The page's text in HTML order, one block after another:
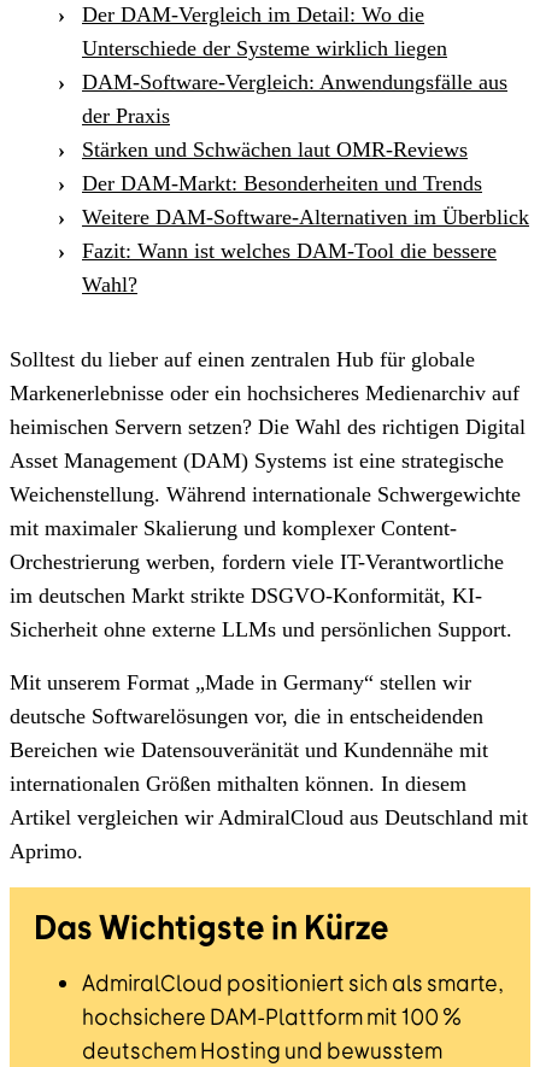
Der DAM-Vergleich im Detail: Wo die
Unterschiede der Systeme wirklich liegen
DAM-Software-Vergleich: Anwendungsfälle aus
der Praxis
Stärken und Schwächen laut OMR-Reviews
Der DAM-Markt: Besonderheiten und Trends
Weitere DAM-Software-Alternativen im Überblick
Fazit: Wann ist welches DAM-Tool die bessere
Wahl?
Solltest du lieber auf einen zentralen Hub für globale
Markenerlebnisse oder ein hochsicheres Medienarchiv auf
heimischen Servern setzen? Die Wahl des richtigen Digital
Asset Management (DAM) Systems ist eine strategische
Weichenstellung. Während internationale Schwergewichte
mit maximaler Skalierung und komplexer Content-
Orchestrierung werben, fordern viele IT-Verantwortliche
im deutschen Markt strikte DSGVO-Konformität, KI-
Sicherheit ohne externe LLMs und persönlichen Support.
Mit unserem Format „Made in Germany“ stellen wir
deutsche Softwarelösungen vor, die in entscheidenden
Bereichen wie Datensouveränität und Kundennähe mit
internationalen Größen mithalten können. In diesem
Artikel vergleichen wir AdmiralCloud aus Deutschland mit
Aprimo.
Das Wichtigste in Kürze
AdmiralCloud positioniert sich als smarte,
hochsichere DAM-Plattform mit 100 %
deutschem Hosting und bewusstem